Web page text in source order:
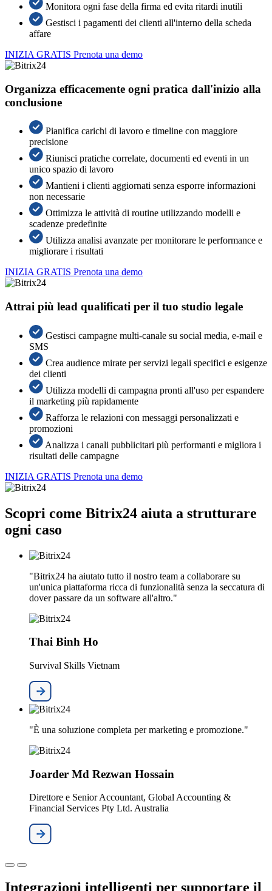
Monitora ogni fase della firma ed evita ritardi inutili
Gestisci i pagamenti dei clienti all'interno della scheda
affare
INIZIA GRATIS Prenota una demo
Organizza efficacemente ogni pratica dall'inizio alla
conclusione
Pianifica carichi di lavoro e timeline con maggiore
precisione
Riunisci pratiche correlate, documenti ed eventi in un
unico spazio di lavoro
Mantieni i clienti aggiornati senza esporre informazioni
non necessarie
Ottimizza le attività di routine utilizzando modelli e
scadenze predefinite
Utilizza analisi avanzate per monitorare le performance e
migliorare i risultati
INIZIA GRATIS Prenota una demo
Attrai più lead qualificati per il tuo studio legale
Gestisci campagne multi-canale su social media, e-mail e
SMS
Crea audience mirate per servizi legali specifici e esigenze
dei clienti
Utilizza modelli di campagna pronti all'uso per espandere
il marketing più rapidamente
Rafforza le relazioni con messaggi personalizzati e
promozioni
Analizza i canali pubblicitari più performanti e migliora i
risultati delle campagne
INIZIA GRATIS Prenota una demo
Scopri come Bitrix24 aiuta a strutturare
ogni caso
"Bitrix24 ha aiutato tutto il nostro team a collaborare su
un'unica piattaforma ricca di funzionalità senza la seccatura di
dover passare da un software all'altro."
Thai Binh Ho
Survival Skills Vietnam
"È una soluzione completa per marketing e promozione."
Joarder Md Rezwan Hossain
Direttore e Senior Accountant, Global Accounting &
Financial Services Pty Ltd. Australia
Integrazioni intelligenti per supportare il